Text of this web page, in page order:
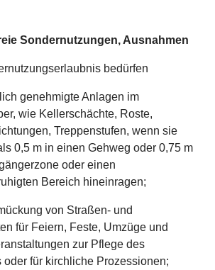
Sondernutzungen, Ausnahmen
bedürfen
genehmigte Anlagen im
wie Kellerschächte, Roste,
Treppenstufen, wenn sie
0,5 m in einen Gehweg oder 0,75 m
oder einen
Bereich hineinragen;
von Straßen- und
für Feiern, Feste, Umzüge und
zur Pflege des
oder für kirchliche Prozessionen;